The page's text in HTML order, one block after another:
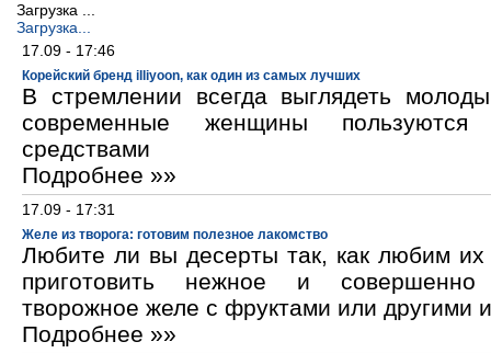
Загрузка ...
Загрузка...
17.09 - 17:46
Корейский бренд illiyoon, как один из самых лучших
В стремлении всегда выглядеть
современные женщины пользуются
средствами
Подробнее »»
17.09 - 17:31
Желе из творога: готовим полезное лакомство
Любите ли вы десерты так, как любим
приготовить нежное и
творожное желе с фруктами или другими
Подробнее »»